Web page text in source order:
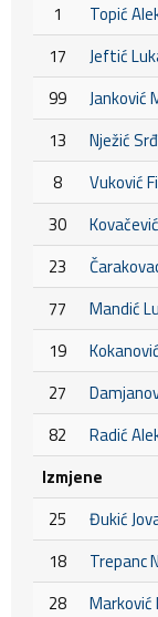
1 Topić
17
Jeftić
99 Janković
13
Nježić
8
Vuković
30
23
77 Mandić
19
27
82
Radić
Izmjene
25
Đukić
18
Trepanc
28 Marković